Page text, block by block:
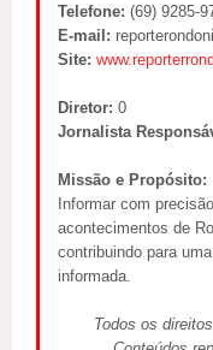
Telefone: (69) 9285-
E-mail:
Site:
Diretor: 0
Jornalista
Missão e Propósito:
Informar com
acontecimentos de
contribuindo para
informada.
Todos os